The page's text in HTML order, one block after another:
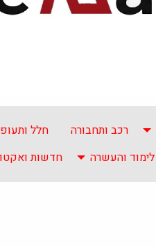
רכב ותחבורה חלל
לימוד והעשרה חדשות